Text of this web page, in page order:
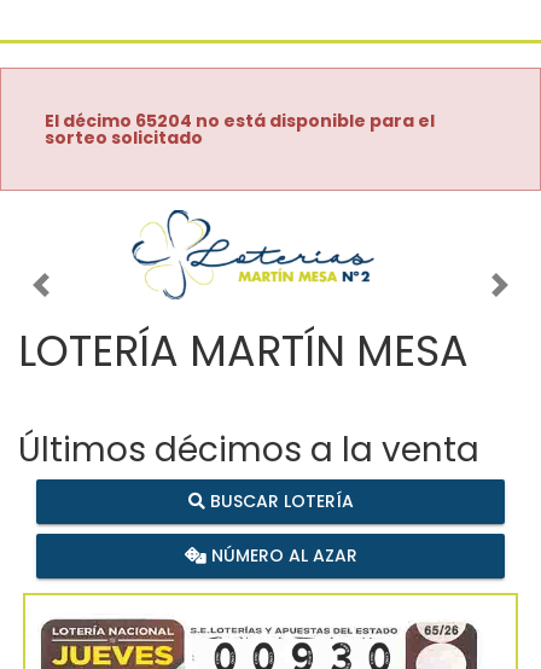
El décimo 65204 no está disponible para el
sorteo solicitado
Imagen anterior
LOTERÍA MARTÍN MESA
Últimos décimos a la venta
BUSCAR LOTERÍA
NÚMERO AL AZAR